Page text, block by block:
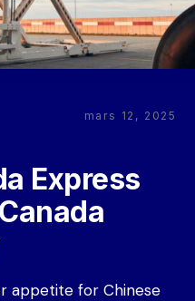
mars 12, 2025
Express
appetite for Chinese